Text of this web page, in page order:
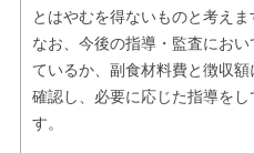
とはやむを得ないものと考えま
なお、今後の指導・監査にお
ているか、副食材料費と徴収
確認し、必要に応じた指導を
す。